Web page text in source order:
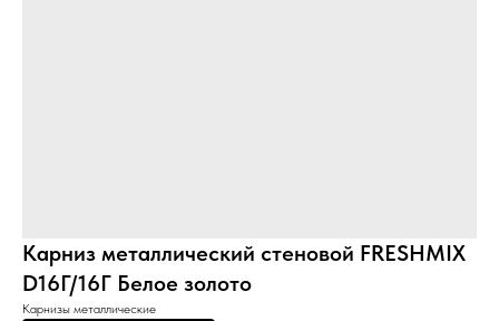
Карниз металлический стеновой FRESHMIX
D16Г/16Г Белое золото
Карнизы металлические